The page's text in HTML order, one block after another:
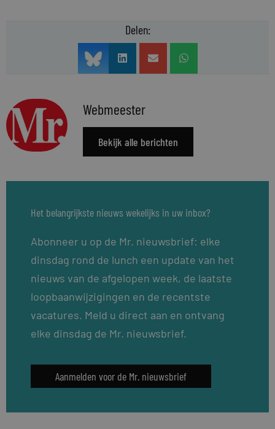
Delen:
Webmeester
Bekijk alle berichten
Het belangrijkste nieuws wekelijks in uw inbox?
Abonneer u op de Mr. nieuwsbrief: elke
dinsdag rond de lunch een update van het
nieuws van de afgelopen week, de laatste
loopbaanwijzigingen en de recentste
vacatures. Meld u direct aan en ontvang
elke dinsdag de Mr. nieuwsbrief.
Aanmelden voor de Mr. nieuwsbrief